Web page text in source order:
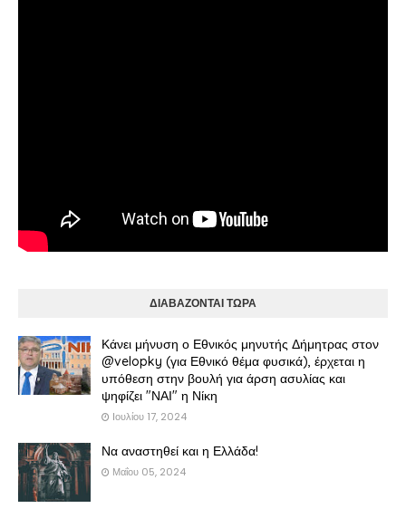
ΔΙΑΒΑΖΟΝΤΑΙ ΤΩΡΑ
Κάνει μήνυση ο Εθνικός μηνυτής Δήμητρας στον
@velopky (για Εθνικό θέμα φυσικά), έρχεται η
υπόθεση στην βουλή για άρση ασυλίας και
ψηφίζει "ΝΑΙ" η Νίκη
Ιουλίου 17, 2024
Να αναστηθεί και η Ελλάδα!
Μαΐου 05, 2024